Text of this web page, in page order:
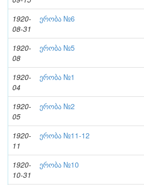
1920-
08-31
ერობა №6
1920-
08
ერობა №5
1920-
04
ერობა №1
1920-
05
ერობა №2
1920-
11
ერობა №11-12
1920-
10-31
ერობა №10